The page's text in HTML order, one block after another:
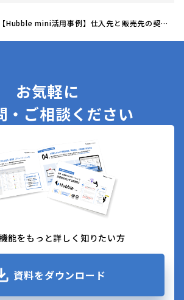
Hubble mini活用事例】仕入先と販売先の契約
お気軽に
・ご相談ください
能をもっと詳しく知りたい方
資料をダウンロード